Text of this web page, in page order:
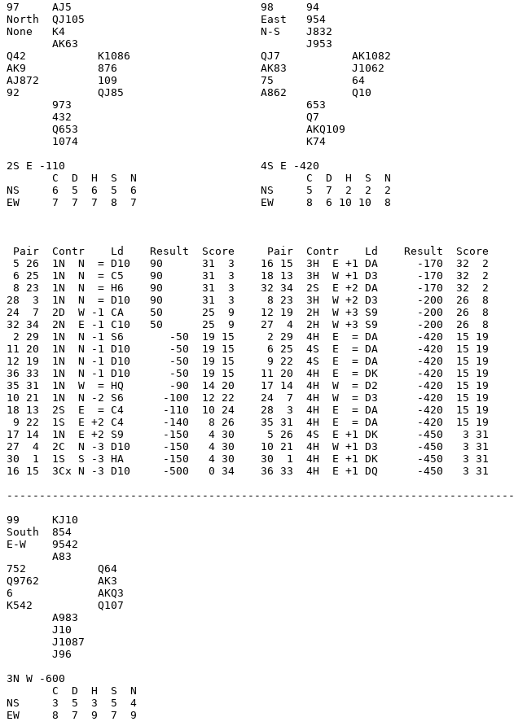
97     AJ5                             98     94
North  QJ105                           East   954
None   K4                              N-S    J832
       AK63                                   J953
Q42           K1086                    QJ7           AK1082
AK9           876                      AK83          J1062
AJ872         109                      75            64
92            QJ85                     A862          Q10
       973                                    653
       432                                    Q7
       Q653                                   AKQ109
       1074                                   K74
2S E -110                              4S E -420
       C  D  H  S  N                          C  D  H  S  N
NS     6  5  6  5  6                   NS     5  7  2  2  2
EW     7  7  7  8  7                   EW     8  6 10 10  8
Pair  Contr    Ld    Result  Score     Pair  Contr    Ld    Result  Score
5 26  1N  N  = D10   90      31  3    16 15  3H  E +1 DA      -170  32  2
6 25  1N  N  = C5    90      31  3    18 13  3H  W +1 D3      -170  32  2
8 23  1N  N  = H6    90      31  3    32 34  2S  E +2 DA      -170  32  2
28  3  1N  N  = D10   90      31  3     8 23  3H  W +2 D3      -200  26  8
24  7  2D  W -1 CA    50      25  9    12 19  2H  W +3 S9      -200  26  8
32 34  2N  E -1 C10   50      25  9    27  4  2H  W +3 S9      -200  26  8
2 29  1N  N -1 S6       -50  19 15     2 29  4H  E  = DA      -420  15 19
11 20  1N  N -1 D10      -50  19 15     6 25  4S  E  = DA      -420  15 19
12 19  1N  N -1 D10      -50  19 15     9 22  4S  E  = DA      -420  15 19
36 33  1N  N -1 D10      -50  19 15    11 20  4H  E  = DK      -420  15 19
35 31  1N  W  = HQ       -90  14 20    17 14  4H  W  = D2      -420  15 19
10 21  1N  N -2 S6      -100  12 22    24  7  4H  W  = D3      -420  15 19
18 13  2S  E  = C4      -110  10 24    28  3  4H  E  = DA      -420  15 19
9 22  1S  E +2 C4      -140   8 26    35 31  4H  E  = DA      -420  15 19
17 14  1N  E +2 S9      -150   4 30     5 26  4S  E +1 DK      -450   3 31
27  4  2C  N -3 D10     -150   4 30    10 21  4H  W +1 D3      -450   3 31
30  1  1S  S -3 HA      -150   4 30    30  1  4H  E +1 DK      -450   3 31
16 15  3Cx N -3 D10     -500   0 34    36 33  4H  E +1 DQ      -450   3 31
99     KJ10
South  854
E-W    9542
       A83
752           Q64
Q9762         AK3
6             AKQ3
K542          Q107
       A983
       J10
       J1087
       J96
3N W -600
       C  D  H  S  N
NS     3  5  3  5  4
EW     8  7  9  7  9